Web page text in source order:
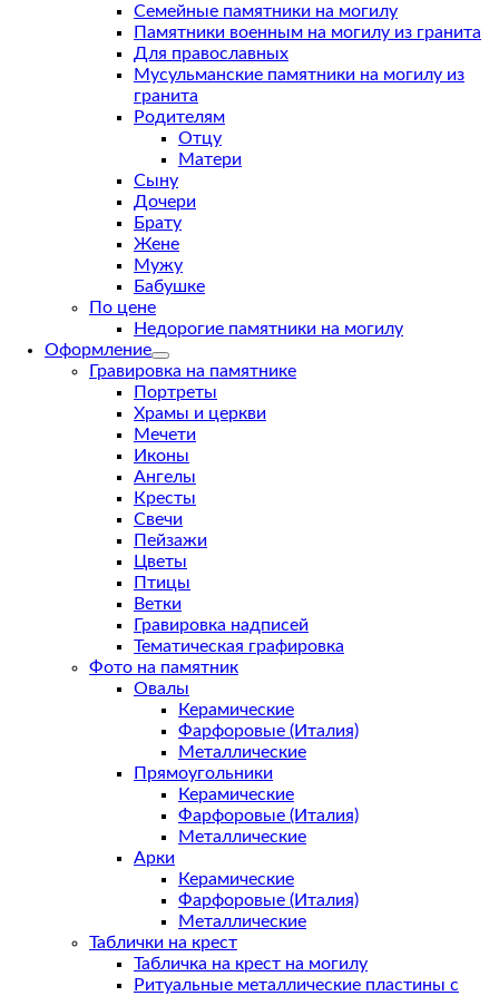
Семейные памятники на могилу
Памятники военным на могилу из гранита
Для православных
Мусульманские памятники на могилу из
гранита
Родителям
Отцу
Матери
Сыну
Дочери
Брату
Жене
Мужу
Бабушке
По цене
Недорогие памятники на могилу
Оформление
Гравировка на памятнике
Портреты
Храмы и церкви
Мечети
Иконы
Ангелы
Кресты
Свечи
Пейзажи
Цветы
Птицы
Ветки
Гравировка надписей
Тематическая графировка
Фото на памятник
Овалы
Керамические
Фарфоровые (Италия)
Металлические
Прямоугольники
Керамические
Фарфоровые (Италия)
Металлические
Арки
Керамические
Фарфоровые (Италия)
Металлические
Таблички на крест
Табличка на крест на могилу
Ритуальные металлические пластины с